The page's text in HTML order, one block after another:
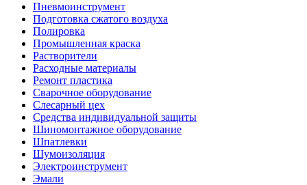
Пневмоинструмент
Подготовка сжатого воздуха
Полировка
Промышленная краска
Растворители
Расходные материалы
Ремонт пластика
Сварочное оборудование
Слесарный цех
Средства индивидуальной защиты
Шиномонтажное оборудование
Шпатлевки
Шумоизоляция
Электроинструмент
Эмали